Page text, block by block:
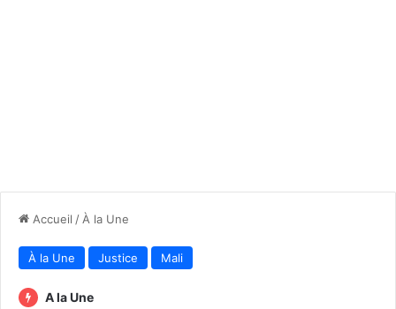
Accueil / À la Une
À la Une Justice Mali
A la Une